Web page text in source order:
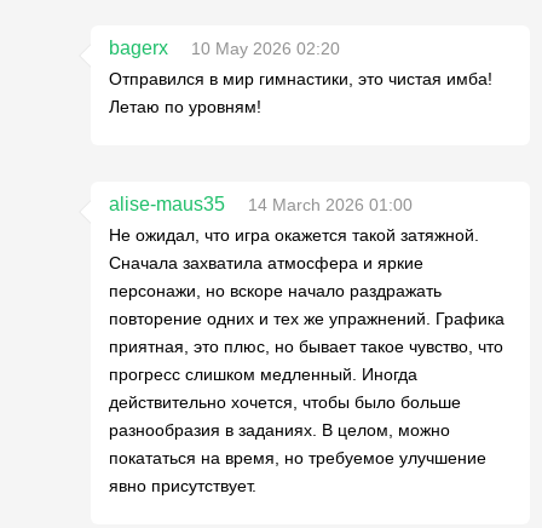
bagerx
10 May 2026 02:20
Отправился в мир гимнастики, это чистая имба!
Летаю по уровням!
alise-maus35
14 March 2026 01:00
Не ожидал, что игра окажется такой затяжной.
Сначала захватила атмосфера и яркие
персонажи, но вскоре начало раздражать
повторение одних и тех же упражнений. Графика
приятная, это плюс, но бывает такое чувство, что
прогресс слишком медленный. Иногда
действительно хочется, чтобы было больше
разнообразия в заданиях. В целом, можно
покататься на время, но требуемое улучшение
явно присутствует.